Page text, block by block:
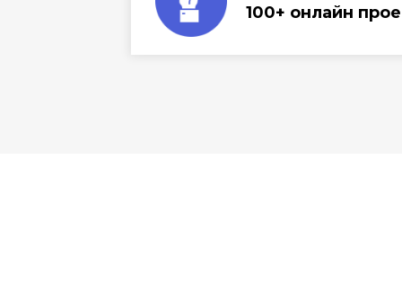
100+ онлайн